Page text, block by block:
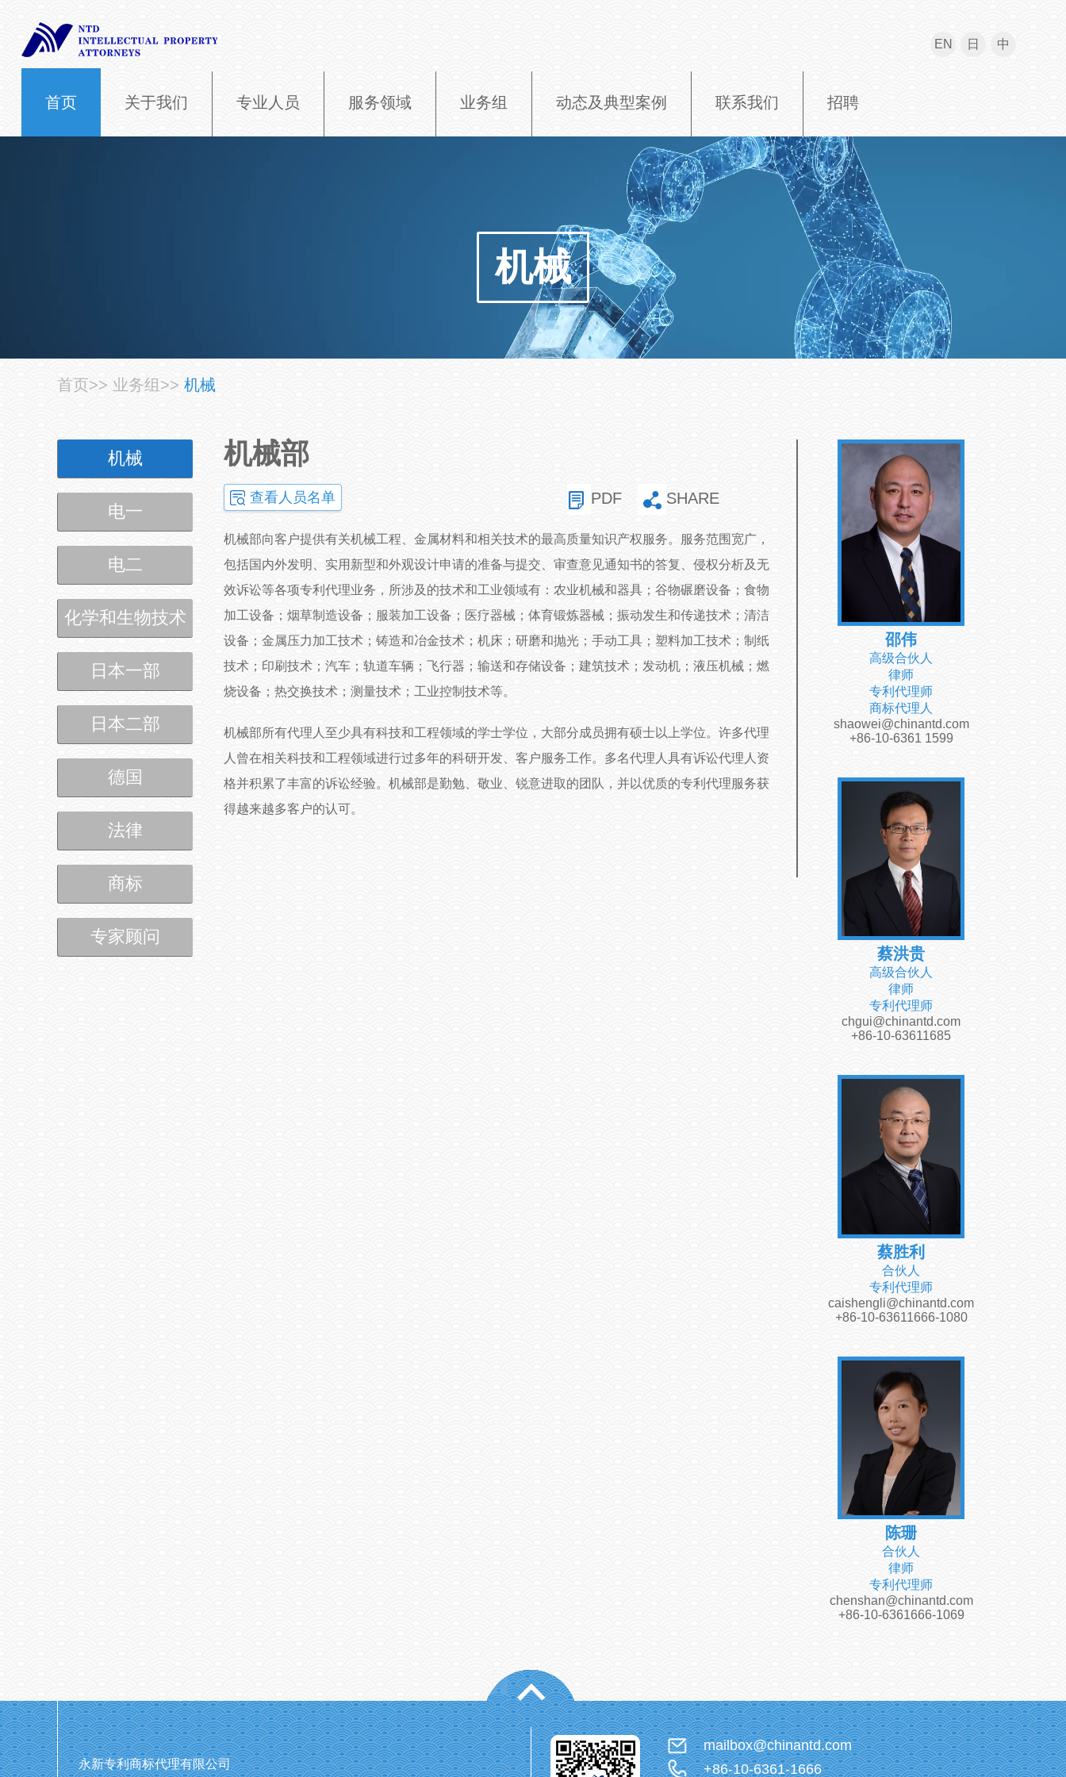
EN 日 中
首页 关于我们 专业人员 服务领域 业务组 动态及典型案例 联系我们 招聘
机械
首页>> 业务组 >> 机械
机械
电一
电二
化学和生物技术
日本一部
日本二部
德国
法律
商标
专家顾问
机械部
查看人员名单 SHARE
PDF
机械部向客户提供有关机械工程、金属材料和相关技术的最高质量知识产权服务。服务范围宽广，
包括国内外发明、实用新型和外观设计申请的准备与提交、审查意见通知书的答复、侵权分析及无
效诉讼等各项专利代理业务，所涉及的技术和工业领域有：农业机械和器具；谷物碾磨设备；食物
加工设备；烟草制造设备；服装加工设备；医疗器械；体育锻炼器械；振动发生和传递技术；清洁
设备；金属压力加工技术；铸造和冶金技术；机床；研磨和抛光；手动工具；塑料加工技术；制纸
技术；印刷技术；汽车；轨道车辆；飞行器；输送和存储设备；建筑技术；发动机；液压机械；燃
烧设备；热交换技术；测量技术；工业控制技术等。
机械部所有代理人至少具有科技和工程领域的学士学位，大部分成员拥有硕士以上学位。许多代理
人曾在相关科技和工程领域进行过多年的科研开发、客户服务工作。多名代理人具有诉讼代理人资
格并积累了丰富的诉讼经验。机械部是勤勉、敬业、锐意进取的团队，并以优质的专利代理服务获
得越来越多客户的认可。
邵伟
高级合伙人
律师
专利代理师
商标代理人
shaowei@chinantd.com
+86-10-6361 1599
蔡洪贵
高级合伙人
律师
专利代理师
chgui@chinantd.com
+86-10-63611685
蔡胜利
合伙人
专利代理师
caishengli@chinantd.com
+86-10-63611666-1080
陈珊
合伙人
律师
专利代理师
chenshan@chinantd.com
+86-10-6361666-1069
永新专利商标代理有限公司
mailbox@chinantd.com
+86-10-6361-1666